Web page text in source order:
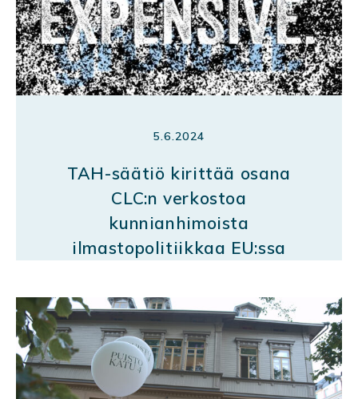
5.6.2024
TAH-säätiö kirittää osana
CLC:n verkostoa
kunnianhimoista
ilmastopolitiikkaa EU:ssa